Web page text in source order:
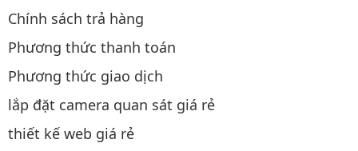
Chính sách trả hàng
Phương thức thanh toán
Phương thức giao dịch
lắp đặt camera quan sát giá rẻ
thiết kế web giá rẻ